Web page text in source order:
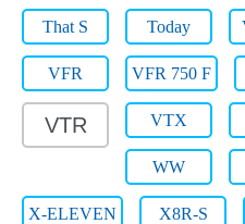
That S Today
VFR VFR 750 F
VTR VTX
WW
X-ELEVEN X8R-S